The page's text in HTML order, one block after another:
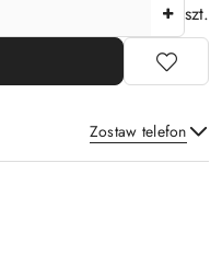
szt.
Zostaw telefon